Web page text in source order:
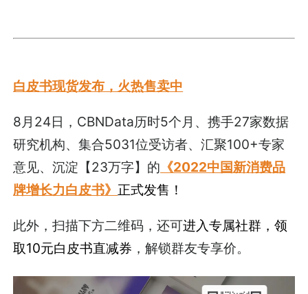
白皮书现货发布，火热售卖中
8月24日，CBNData历时5个月、携手27家数据
研究机构、集合5031位受访者、汇聚100+专家
意见、沉淀【23万字】的 《2022中国新消费品
牌增长力白皮书》 正式发售！
此外，扫描下方二维码，还可进入专属社群，领
取10元白皮书直减券 ，解锁群友专享价。